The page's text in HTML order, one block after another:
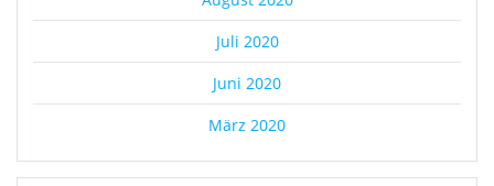
Juli 2020
Juni 2020
März 2020